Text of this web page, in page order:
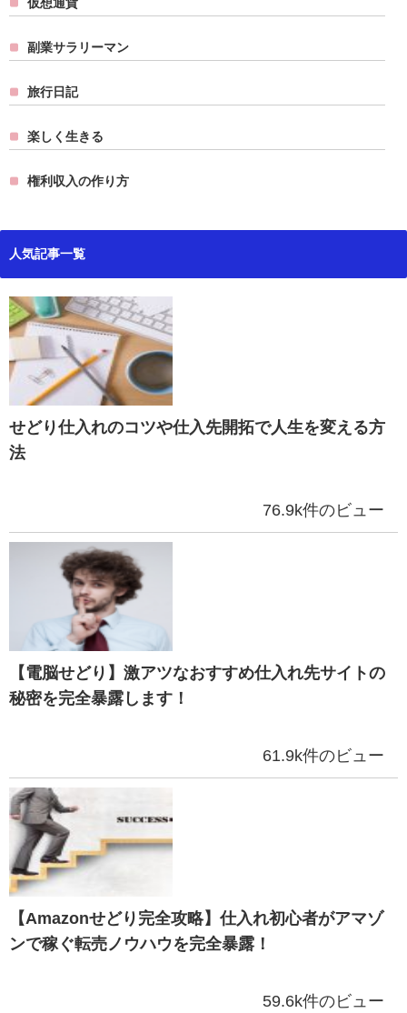
副業サラリーマン
旅行日記
楽しく生きる
権利収入の作り方
人気記事一覧
せどり仕入れのコツや仕入先開拓で人生を変える方
法
76.9k件のビュー
【電脳せどり】激アツなおすすめ仕入れ先サイトの
秘密を完全暴露します！
61.9k件のビュー
【Amazonせどり完全攻略】仕入れ初心者がアマゾ
ンで稼ぐ転売ノウハウを完全暴露！
59.6k件のビュー